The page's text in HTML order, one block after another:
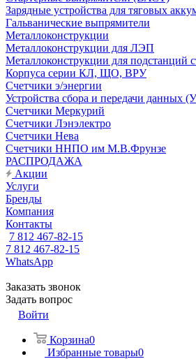
Зарядные устройства для тяговых
Гальванические выпрямители
Металлоконструкции
Металлоконструкции для ЛЭП
Металлоконструкции для подстанций
Корпуса серии КЛ, ЩО, ВРУ
Счетчики э/энергии
Устройства сбора и передачи данных
Счетчики Меркурий
Счетчики Лэнэлектро
Счетчики Нева
Счетчики ННПО им М.В.Фрунзе
РАСПРОДАЖА
Акции
Услуги
Бренды
Компания
Контакты
7 812 467-82-15
7 812 467-82-15
WhatsApp
Заказать звонок
Задать вопрос
Войти
Корзина0
Избранные товары0